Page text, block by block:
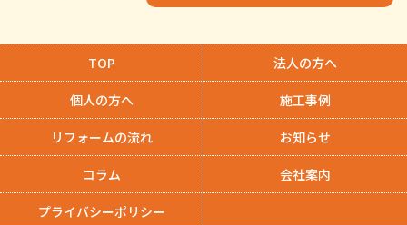
TOP 法人の方へ
個人の方へ 施工事例
リフォームの流れ お知らせ
コラム 会社案内
プライバシーポリシー